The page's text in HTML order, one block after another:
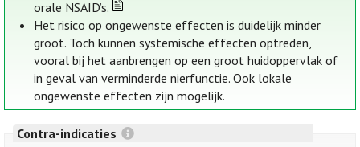
orale NSAID’s.
Het risico op ongewenste effecten is duidelijk minder
groot. Toch kunnen systemische effecten optreden,
vooral bij het aanbrengen op een groot huidoppervlak of
in geval van verminderde nierfunctie. Ook lokale
ongewenste effecten zijn mogelijk.
Contra-indicaties